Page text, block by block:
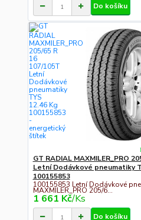
Do košíku
GT RADIAL MAXMILER_PRO
Letní Dodávkové pneumatiky
100155853
100155853 Letní Dodávkové
MAXMILER_PRO 205/6...
1 661 Kč/Ks
Do košíku